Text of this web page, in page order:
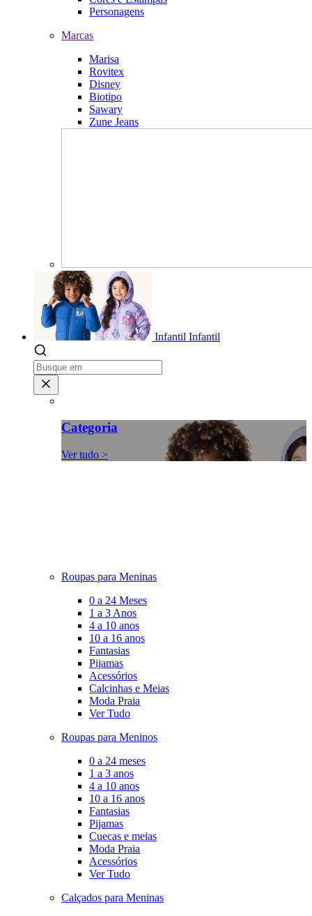
Personagens
Marcas
Marisa
Rovitex
Disney
Biotipo
Sawary
Zune Jeans
Infantil Infantil
Categoria
Ver tudo >
Roupas para Meninas
0 a 24 Meses
1 a 3 Anos
4 a 10 anos
10 a 16 anos
Fantasias
Pijamas
Acessórios
Calcinhas e Meias
Moda Praia
Ver Tudo
Roupas para Meninos
0 a 24 meses
1 a 3 anos
4 a 10 anos
10 a 16 anos
Fantasias
Pijamas
Cuecas e meias
Moda Praia
Acessórios
Ver Tudo
Calçados para Meninas